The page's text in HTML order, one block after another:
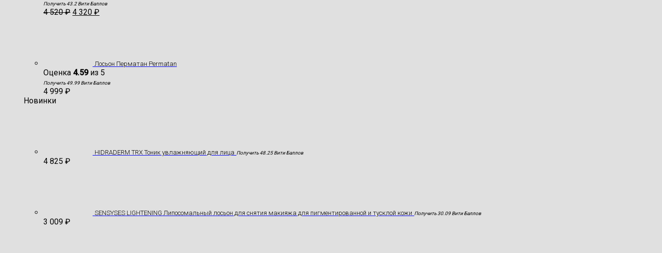
Получить 43.2 Вити Баллов
4 520₽ 4 320 ₽
Лосьон Перматан Permatan
Оценка 4.59из 5
Получить 49.99 Вити Баллов
4 999 ₽
Новинки
HIDRADERM TRX Тоник увлажняющий для лица Получить 48.25 Вити Баллов
4 825 ₽
SENSYSES LIGHTENING Липосомальный лосьон для снятия макияжа для пигментированной и тусклой кожи Получить 30.09 Вити Баллов
3 009 ₽